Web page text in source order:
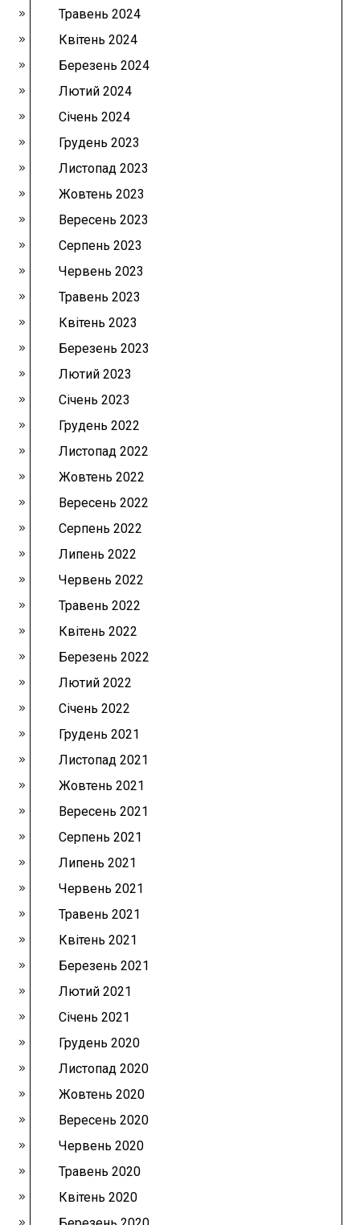
Травень 2024
Квітень 2024
Березень 2024
Лютий 2024
Січень 2024
Грудень 2023
Листопад 2023
Жовтень 2023
Вересень 2023
Серпень 2023
Червень 2023
Травень 2023
Квітень 2023
Березень 2023
Лютий 2023
Січень 2023
Грудень 2022
Листопад 2022
Жовтень 2022
Вересень 2022
Серпень 2022
Липень 2022
Червень 2022
Травень 2022
Квітень 2022
Березень 2022
Лютий 2022
Січень 2022
Грудень 2021
Листопад 2021
Жовтень 2021
Вересень 2021
Серпень 2021
Липень 2021
Червень 2021
Травень 2021
Квітень 2021
Березень 2021
Лютий 2021
Січень 2021
Грудень 2020
Листопад 2020
Жовтень 2020
Вересень 2020
Червень 2020
Травень 2020
Квітень 2020